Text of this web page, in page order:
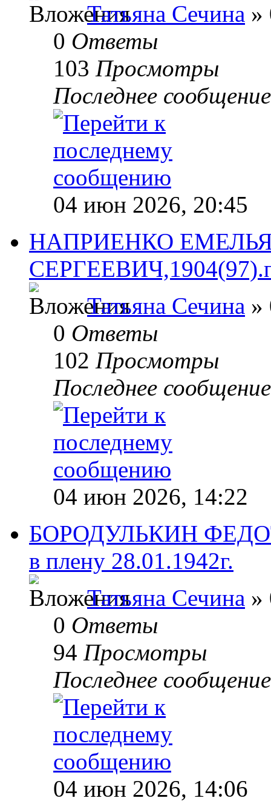
Татьяна Сечина »
0 Ответы
103 Просмотры
Последнее
04 июн 2026, 20:45
НАПРИЕНКО
Татьяна Сечина »
0 Ответы
102 Просмотры
Последнее
04 июн 2026, 14:22
БОРОДУЛЬКИН
в плену 28.01.1942г.
Татьяна Сечина »
0 Ответы
94 Просмотры
Последнее
04 июн 2026, 14:06